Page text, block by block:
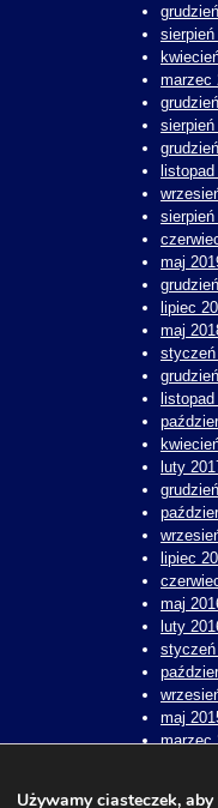
sierpień
marzec
sierpień
sierpień
maj
lipiec
maj
styczeń
luty
lipiec
maj
luty
styczeń
maj
marzec
Używamy ciasteczek,